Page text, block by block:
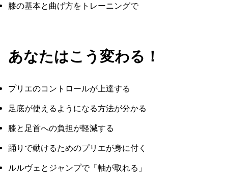
膝の基本と曲げ方をトレーニングで
あなたはこう変わる！
プリエのコントロールが上達する
足底が使えるようになる方法が分かる
膝と足首への負担が軽減する
踊りで動けるためのプリエが身に付く
ルルヴェとジャンプで「軸が取れる」